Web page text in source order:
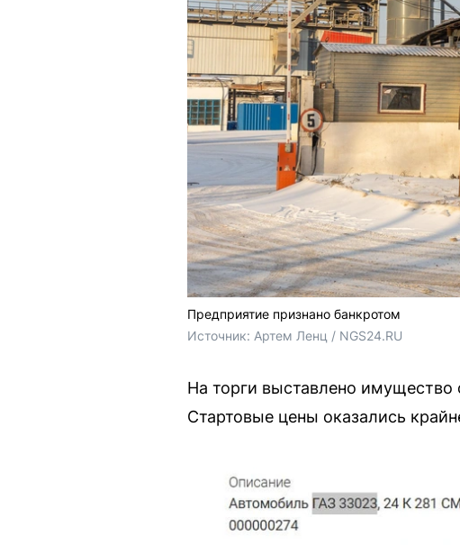
Предприятие признано банкротом
Источник: Артем Ленц / NGS24.RU
На торги выставлено имущество
Стартовые цены оказались